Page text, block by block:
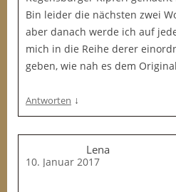
Bin leider die nächsten zwei
aber danach werde ich auf
mich in die Reihe derer
geben, wie nah es dem
Antworten ↓
Lena
10. Januar 2017